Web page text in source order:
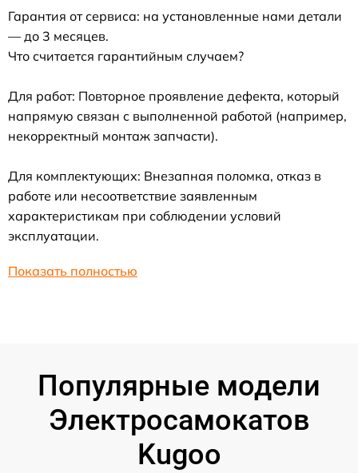
Гарантия от сервиса: на установленные нами детали
— до 3 месяцев.
Что считается гарантийным случаем?
Для работ: Повторное проявление дефекта, который
напрямую связан с выполненной работой (например,
некорректный монтаж запчасти).
Для комплектующих: Внезапная поломка, отказ в
работе или несоответствие заявленным
характеристикам при соблюдении условий
эксплуатации.
Показать полностью
Популярные модели
Электросамокатов
Kugoo